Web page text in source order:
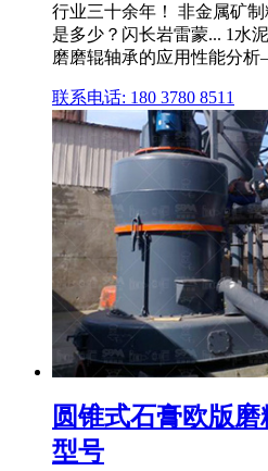
行业三十余年！ 非金属矿
是多少？闪长岩雷蒙... 1水
磨磨辊轴承的应用性能分
联系电话: 180 3780 8511
圆锥式石膏欧版
型号